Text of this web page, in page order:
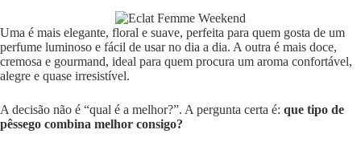
Uma é mais elegante, floral e suave, perfeita para quem gosta de um
perfume luminoso e fácil de usar no dia a dia. A outra é mais doce,
cremosa e gourmand, ideal para quem procura um aroma confortável,
alegre e quase irresistível.
A decisão não é “qual é a melhor?”. A pergunta certa é: que tipo de
pêssego combina melhor consigo?